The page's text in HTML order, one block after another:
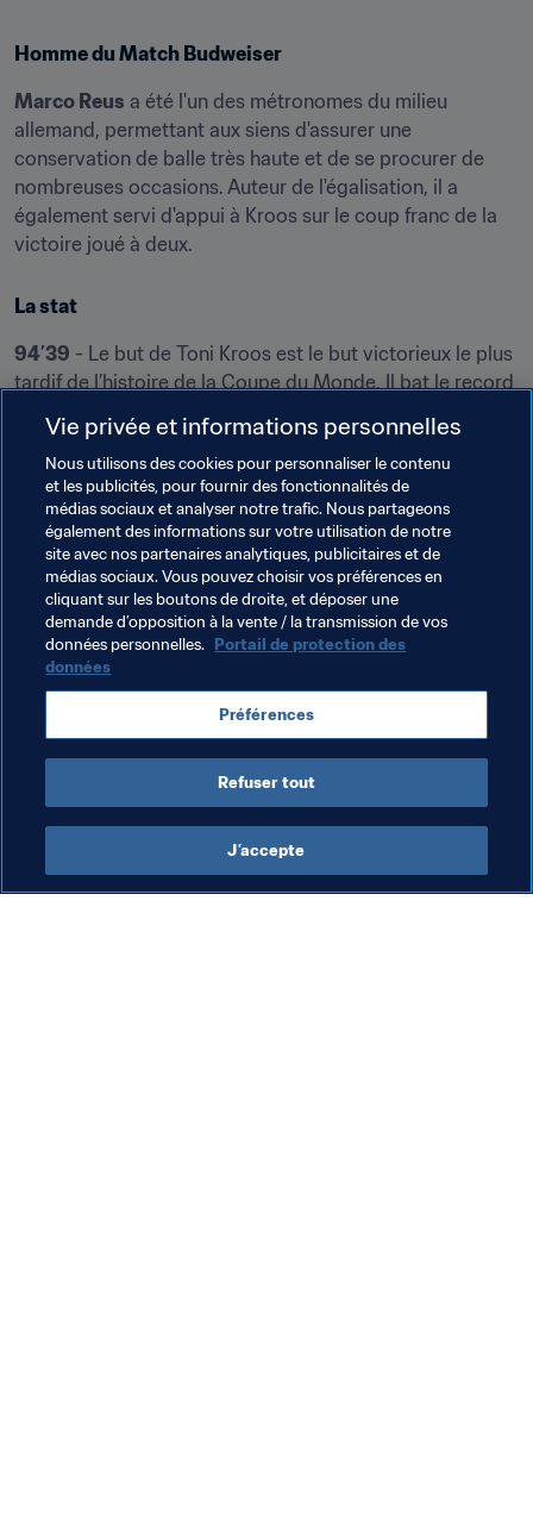
Homme du Match Budweiser
Marco Reus a été l'un des métronomes du milieu
allemand, permettant aux siens d'assurer une
conservation de balle très haute et de se procurer de
nombreuses occasions. Auteur de l'égalisation, il a
également servi d'appui à Kroos sur le coup franc de la
victoire joué à deux.
La stat
94’39 - Le but de Toni Kroos est le but victorieux le plus
tardif de l’histoire de la Coupe du Monde. Il bat le record
À venir (Groupe F)
République de Corée - Allemagne, 27 juin, Kazan
Mexique - Suède, 27 juin, Iekaterinbourg
Votre opinion
Supporters de l'Allemagne
Suivez la Coupe du Monde de la FIFA, Russie 2018™
Facebook | sur Instagram
Vie privée et informations personnelles
Nous utilisons des cookies pour personnaliser le contenu
et les publicités, pour fournir des fonctionnalités de
médias sociaux et analyser notre trafic. Nous partageons
également des informations sur votre utilisation de notre
site avec nos partenaires analytiques, publicitaires et de
médias sociaux. Vous pouvez choisir vos préférences en
cliquant sur les boutons de droite, et déposer une
demande d’opposition à la vente / la transmission de vos
données personnelles. Portail de protection des
données
Préférences
Refuser tout
J’accepte